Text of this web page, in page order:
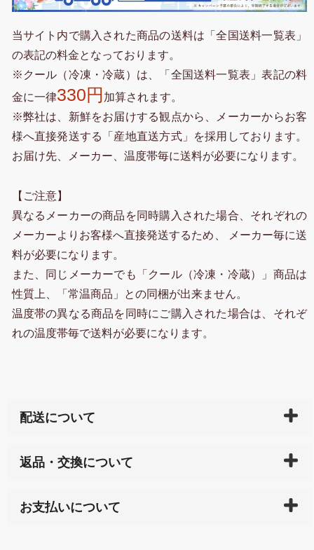
当サイト内で購入された商品の送料は「全国送料一覧表」
の表記の料金となっております。
※クール（冷凍・冷蔵）は、「全国送料一覧表」表記の料
金に一律330円 加算されます。
※弊社は、新鮮をお届けする観点から、メーカーからお客
様へ直接発送する「産地直送方式」を採用しております。
お届け先、メーカー、温度帯毎に送料が必要になります。
【ご注意】
異なるメーカーの商品を同時購入された場合、それぞれの
メーカーよりお客様へ直接発送するため、 メーカー毎に送
料が必要になります。
また、同じメーカーでも「クール（冷凍・冷蔵）」商品は
性質上、「常温商品」との同梱が出来ません。
温度帯の異なる商品を同時にご購入された場合は、それぞ
れの温度帯毎で送料が必要になります。
配送について
天ペイ」の方はご注文受付後）、 長崎県下全域に点在
サイト内で購入された商品の送料は、こちらの
全国送
返品・交換について
または配送途中の 事故などで不都合が生じている場合
お支払いについて